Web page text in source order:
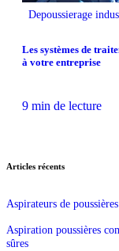
Depoussierage
Les systèmes de
à votre entreprise
9 min de lecture
Articles récents
Aspirateurs de
Aspiration poussières
sûres